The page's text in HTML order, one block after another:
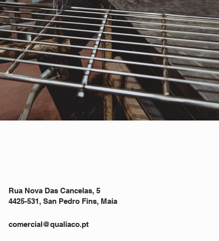
Rua Nova Das Cancelas, 5
4425-531, San Pedro Fins, Maia
comercial@qualiaco.pt